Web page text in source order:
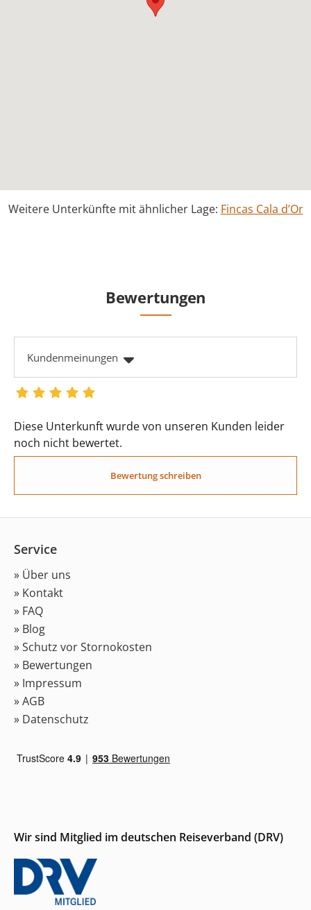
Weitere Unterkünfte mit ähnlicher Lage: Fincas Cala d’Or
Bewertungen
Kundenmeinungen
Diese Unterkunft wurde von unseren Kunden leider
noch nicht bewertet.
Bewertung schreiben
Service
» Über uns
» Kontakt
» FAQ
» Blog
» Schutz vor Stornokosten
» Bewertungen
» Impressum
» AGB
» Datenschutz
Wir sind Mitglied im deutschen Reiseverband (DRV)